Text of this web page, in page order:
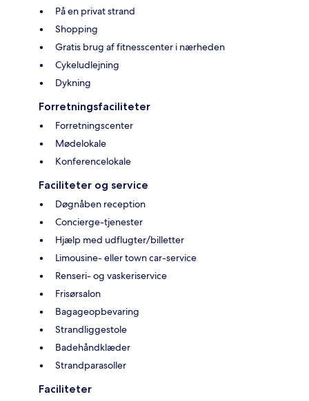
På en privat strand
Shopping
Gratis brug af fitnesscenter i nærheden
Cykeludlejning
Dykning
Forretningsfaciliteter
Forretningscenter
Mødelokale
Konferencelokale
Faciliteter og service
Døgnåben reception
Concierge-tjenester
Hjælp med udflugter/billetter
Limousine- eller town car-service
Renseri- og vaskeriservice
Frisørsalon
Bagageopbevaring
Strandliggestole
Badehåndklæder
Strandparasoller
Faciliteter